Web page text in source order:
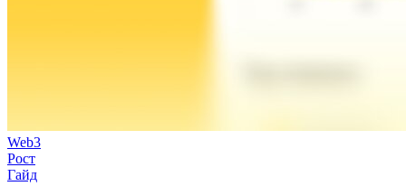
Web3
Рост
Гайд